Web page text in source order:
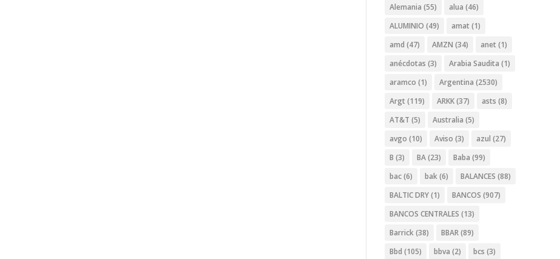
Alemania (55) alua (46)
ALUMINIO (49) amat (1)
amd (47) AMZN (34) anet (1)
anécdotas (3) Arabia Saudita (1)
aramco (1) Argentina (2530)
Argt (119) ARKK(37) asts (8)
AT&T (5) Australia (5)
avgo (10) Aviso (3) azul (27)
B (3) BA(23) Baba (99)
bac(6) bak(6) BALANCES (88)
BALTIC DRY(1) BANCOS (907)
BANCOS CENTRALES (13)
Barrick(38) BBAR(89)
Bbd (105) bbva (2) bcs (3)